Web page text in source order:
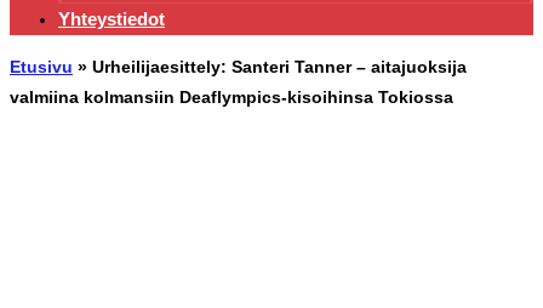
Yhteystiedot
Etusivu » Urheilijaesittely: Santeri Tanner – aitajuoksija
valmiina kolmansiin Deaflympics-kisoihinsa Tokiossa